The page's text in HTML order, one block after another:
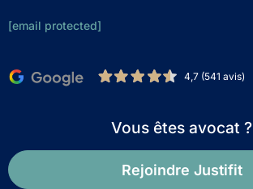
[email protected]
4,7 (541 avis)
Vous êtes avocat ?
Rejoindre Justifit